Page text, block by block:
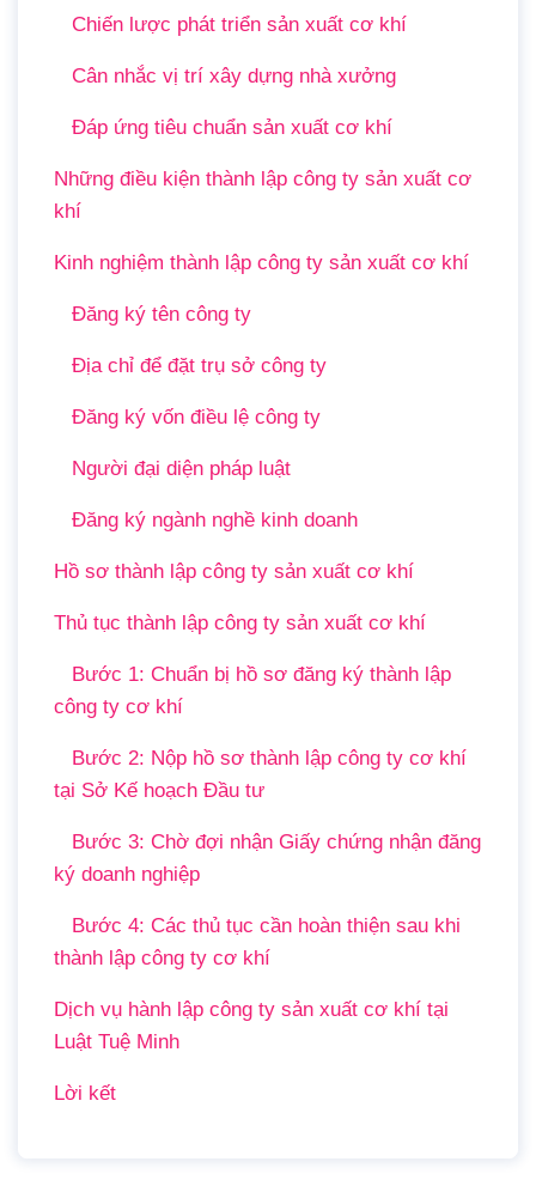
Chiến lược phát triển sản xuất cơ khí
Cân nhắc vị trí xây dựng nhà xưởng
Đáp ứng tiêu chuẩn sản xuất cơ khí
Những điều kiện thành lập công ty sản xuất cơ
khí
Kinh nghiệm thành lập công ty sản xuất cơ khí
Đăng ký tên công ty
Địa chỉ để đặt trụ sở công ty
Đăng ký vốn điều lệ công ty
Người đại diện pháp luật
Đăng ký ngành nghề kinh doanh
Hồ sơ thành lập công ty sản xuất cơ khí
Thủ tục thành lập công ty sản xuất cơ khí
Bước 1: Chuẩn bị hồ sơ đăng ký thành lập
công ty cơ khí
Bước 2: Nộp hồ sơ thành lập công ty cơ khí
tại Sở Kế hoạch Đầu tư
Bước 3: Chờ đợi nhận Giấy chứng nhận đăng
ký doanh nghiệp
Bước 4: Các thủ tục cần hoàn thiện sau khi
thành lập công ty cơ khí
Dịch vụ hành lập công ty sản xuất cơ khí tại
Luật Tuệ Minh
Lời kết